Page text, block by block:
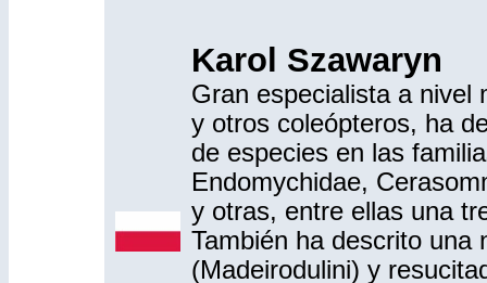
Karol Szawaryn
Gran especialista a nivel
y otros coleópteros, ha
de especies en las
Endomychidae,
y otras, entre ellas una
También ha descrito una
(Madeirodulini) y